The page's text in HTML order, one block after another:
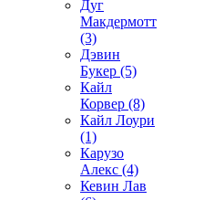
Дуг
Макдермотт
(3)
Дэвин
Букер (5)
Кайл
Корвер (8)
Кайл Лоури
(1)
Карузо
Алекс (4)
Кевин Лав